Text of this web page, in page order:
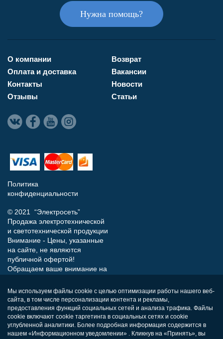
Нужна помощь?
О компании
Оплата и доставка
Контакты
Отзывы
Возврат
Вакансии
Новости
Статьи
Политика
конфиденциальности
© 2021 “Электросеть”
Продажа электротехнической
и светотехнической продукции
Внимание - Цены, указанные
на сайте, не являются
публичной офертой!
Обращаем ваше внимание на
носит исключительно
информационный характер и
ни при каких условиях не
является публичной офертой,
определяемой положениями
Статьи 437 (п.2) Гражданского
Мы используем файлы cookie с целью оптимизации работы нашего веб-
сайта, в том числе персонализации контента и рекламы,
предоставления функций социальных сетей и анализа трафика. Файлы
cookie включают cookie таргетинга в социальных сетях и cookie
углубленной аналитики. Более подробная информация содержится в
нашем «Информационном уведомлении» . Кликнув на «Принять», вы